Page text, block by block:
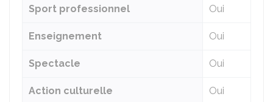
Sport professionnel Oui
Enseignement Oui
Spectacle Oui
Action culturelle Oui